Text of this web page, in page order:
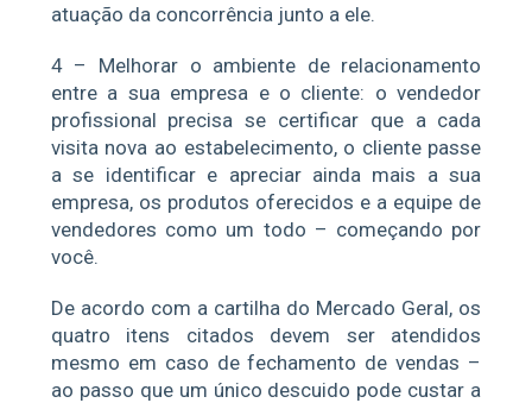
atuação da concorrência junto a ele.
4 – Melhorar o ambiente de relacionamento
entre a sua empresa e o cliente: o vendedor
profissional precisa se certificar que a cada
visita nova ao estabelecimento, o cliente passe
a se identificar e apreciar ainda mais a sua
empresa, os produtos oferecidos e a equipe de
vendedores como um todo – começando por
você.
De acordo com a cartilha do Mercado Geral, os
quatro itens citados devem ser atendidos
mesmo em caso de fechamento de vendas –
ao passo que um único descuido pode custar a